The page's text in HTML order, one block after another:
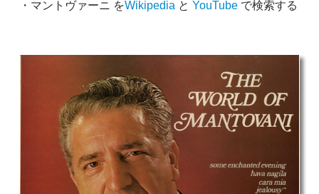
・マントヴァーニ をWikipedia と YouTubeで検索する